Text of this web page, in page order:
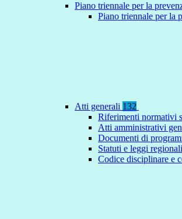
Piano triennale per la
Piano triennale per la
Atti generali 132
Riferimenti normativi
Atti amministrativi
Documenti di
Statuti e leggi regionali
Codice disciplinare e